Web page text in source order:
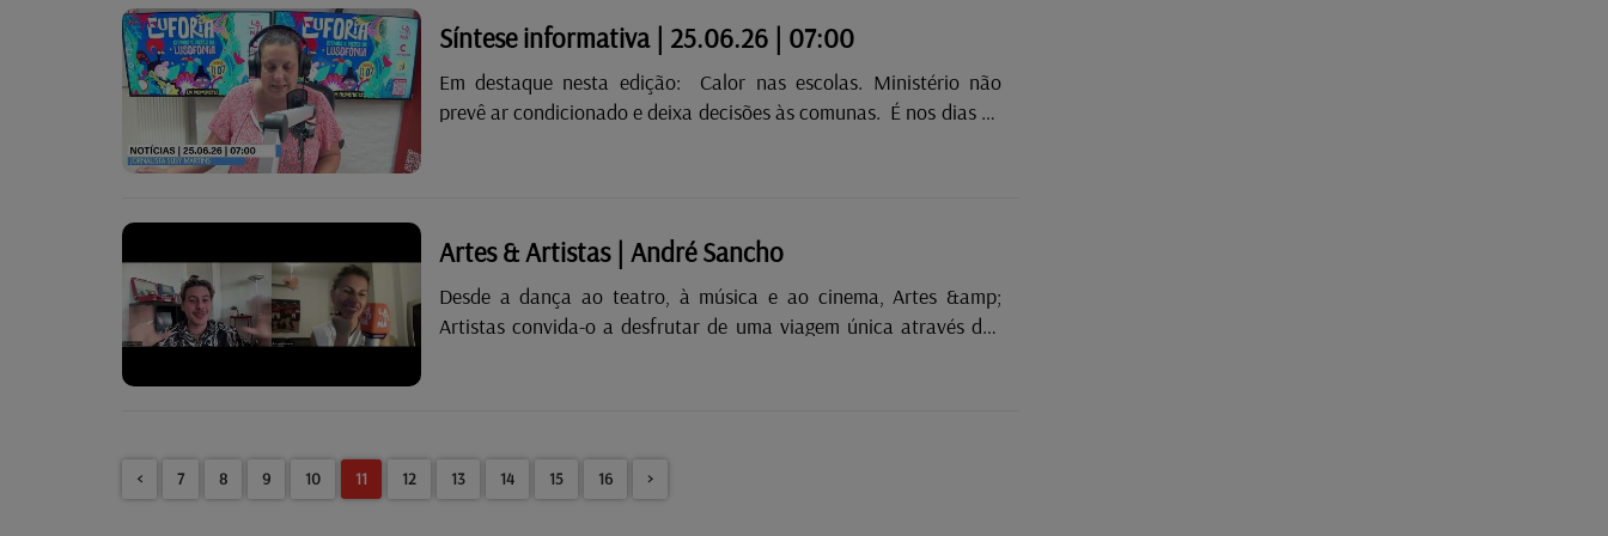
Síntese informativa | 25.06.26 | 07:00
Em destaque nesta edição: Calor nas escolas. Ministério não
prevê ar condicionado e deixa decisões às comunas. É nos dias de
Artes & Artistas | André Sancho
Desde a dança ao teatro, à música e ao cinema, Artes &amp;
Artistas convida-o a desfrutar de uma viagem única através das
< 7 8 9 10 11 12 13 14 15 16 >